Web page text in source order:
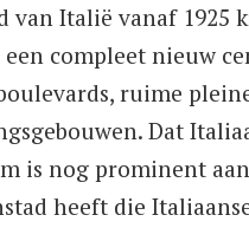
van Italië vanaf 1925
compleet nieuw
ruime
Dat
is nog prominent
heeft die